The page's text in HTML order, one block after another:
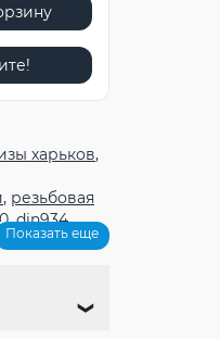
харьков,
, резьбовая
,din934,
11024,din
Показать еще
❯